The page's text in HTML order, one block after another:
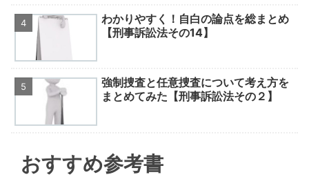
わかりやすく！自白の論点を総まとめ
【刑事訴訟法その14】
強制捜査と任意捜査について考え方を
まとめてみた【刑事訴訟法その２】
おすすめ参考書